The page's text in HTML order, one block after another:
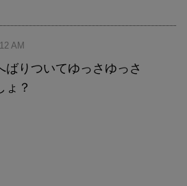
AM
ばりついてゆっさゆっさ
ょ？